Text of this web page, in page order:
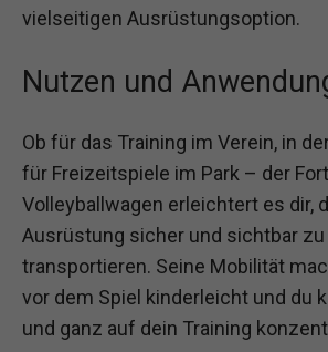
vielseitigen Ausrüstungsoption.
Nutzen und
Ob für das Training im Verein, in
für Freizeitspiele im Park – der
Volleyballwagen erleichtert es dir,
Ausrüstung sicher und sichtbar zu
transportieren. Seine Mobilität
vor dem Spiel kinderleicht und du
und ganz auf dein Training